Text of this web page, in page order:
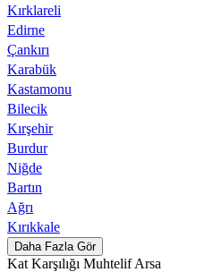
Kırklareli
Edirne
Çankırı
Karabük
Kastamonu
Bilecik
Kırşehir
Burdur
Niğde
Bartın
Ağrı
Kırıkkale
Daha Fazla Gör
Kat Karşılığı Muhtelif Arsa